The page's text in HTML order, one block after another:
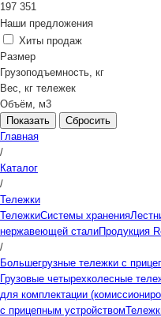
197 351
Наши предложения
Хиты продаж
Размер
Грузоподъемность, кг
Вес, кг тележек
Объём, м3
Сбросить
Главная
/
Каталог
/
Тележки
ТележкиСистемы хранения
нержавеющей сталиПродукция
/
Большегрузные тележки с
Грузовые четырехколесные
для комплектации
с прицепным устройством